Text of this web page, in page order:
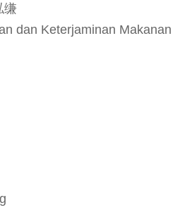
缣
dan Keterjaminan Makanan